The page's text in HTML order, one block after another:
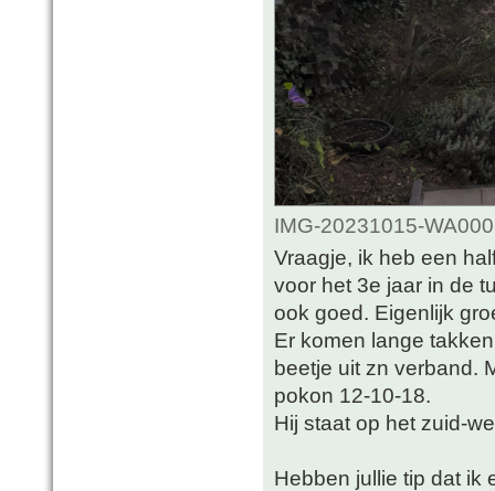
IMG-20231015-
Vraagje, ik heb een
voor het 3e jaar in de
ook goed. Eigenlijk
Er komen lange
beetje uit zn verband.
pokon 12-10-18.
Hij staat op het zuid-
Hebben jullie tip dat ik